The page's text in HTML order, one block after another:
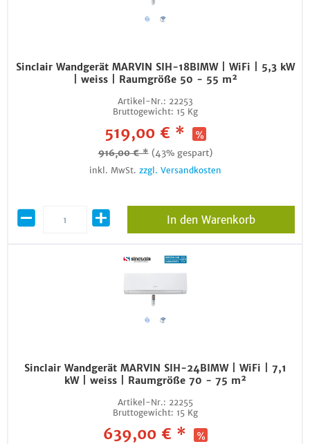
Sinclair Wandgerät MARVIN SIH-18BIMW | WiFi | 5,3 kW
| weiss | Raumgröße 50 - 55 m²
Artikel-Nr.: 22253
Bruttogewicht: 15 Kg
519,00 € *
916,00 € * (43% gespart)
inkl. MwSt. zzgl. Versandkosten
In den Warenkorb
Sinclair Wandgerät MARVIN SIH-24BIMW | WiFi | 7,1
kW | weiss | Raumgröße 70 - 75 m²
Artikel-Nr.: 22255
Bruttogewicht: 15 Kg
639,00 € *